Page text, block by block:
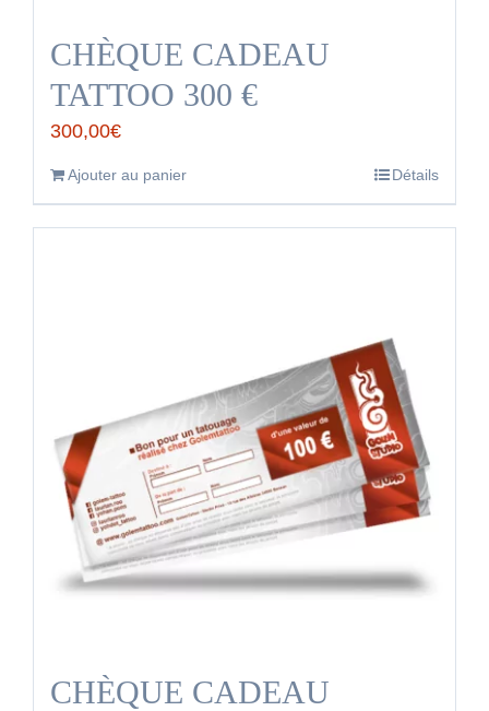
CHÈQUE CADEAU
TATTOO 300 €
300,00€
Ajouter au panier Détails
CHÈQUE CADEAU